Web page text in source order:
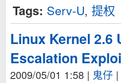
Tags: Serv-U, 提权
Linux Kernel 2.6
Escalation
2009/05/01 1:58 | 鬼仔 |